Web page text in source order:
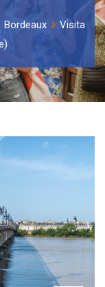
Bordeaux
Visita